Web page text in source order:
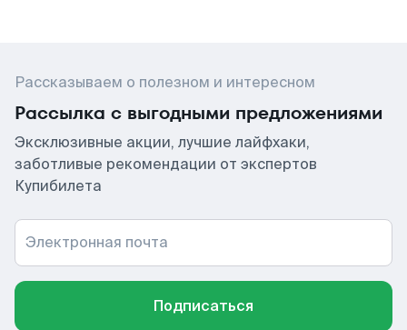
Рассказываем о полезном и интересном
Рассылка с выгодными предложениями
Эксклюзивные акции, лучшие лайфхаки,
заботливые рекомендации от экспертов
Купибилета
Электронная почта
Подписаться